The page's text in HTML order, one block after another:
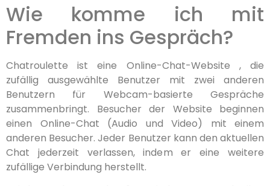
Wie komme ich mit
Fremden ins Gespräch?
Chatroulette ist eine Online-Chat-Website , die
zufällig ausgewählte Benutzer mit zwei anderen
Benutzern für Webcam-basierte Gespräche
zusammenbringt. Besucher der Website beginnen
einen Online-Chat (Audio und Video) mit einem
anderen Besucher. Jeder Benutzer kann den aktuellen
Chat jederzeit verlassen, indem er eine weitere
zufällige Verbindung herstellt.